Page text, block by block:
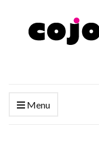
Menu